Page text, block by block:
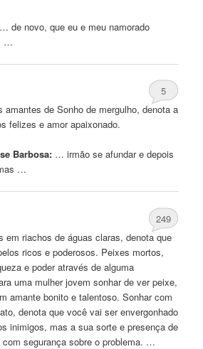
… de novo, que eue meu namorado
…
5
de Sonho de mergulho, denota a
felizese amor apaixonado.
Barbosa: … irmão se afundare depois
…
249
em riachos deáguas claras, denota que
ricose poderosos. Peixes mortos,
e poder através de alguma
uma mulher jovem sonhar de ver peixe,
amante bonitoe talentoso. Sonhar com
denota que você vai ser envergonhado
inimigos, mas a sua sortee presença de
segurança sobre o problema. …